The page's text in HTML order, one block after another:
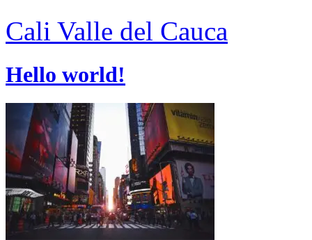
Cali Valle del Cauca
Hello world!